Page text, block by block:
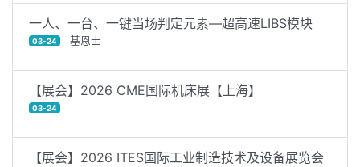
一人、一台、一键当场判定元素—超高速LIBS模块
03-24 基恩士
【展会】2026 CME国际机床展【上海】
03-24
【展会】2026 ITES国际工业制造技术及设备展览会